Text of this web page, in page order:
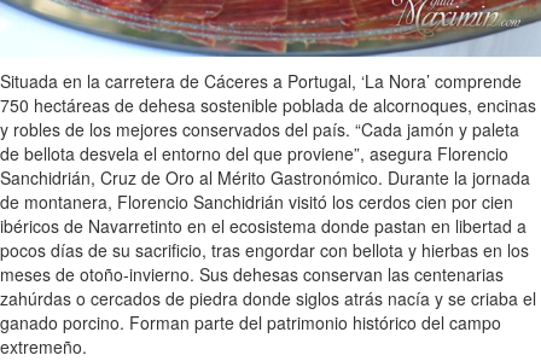
Situada en la carretera de Cáceres a Portugal, ‘La Nora’ comprende
750 hectáreas de dehesa sostenible poblada de alcornoques, encinas
y robles de los mejores conservados del país. “Cada jamón y paleta
de bellota desvela el entorno del que proviene”, asegura Florencio
Sanchidrián, Cruz de Oro al Mérito Gastronómico. Durante la jornada
de montanera, Florencio Sanchidrián visitó los cerdos cien por cien
ibéricos de Navarretinto en el ecosistema donde pastan en libertad a
pocos días de su sacrificio, tras engordar con bellota y hierbas en los
meses de otoño-invierno. Sus dehesas conservan las centenarias
zahúrdas o cercados de piedra donde siglos atrás nacía y se criaba el
ganado porcino. Forman parte del patrimonio histórico del campo
extremeño.